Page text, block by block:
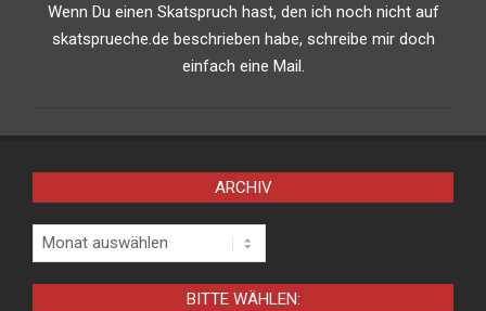
Wenn Du einen Skatspruch hast, den ich noch nicht auf
skatsprueche.de beschrieben habe, schreibe mir doch
einfach eine Mail.
ARCHIV
Archiv
BITTE WÄHLEN: